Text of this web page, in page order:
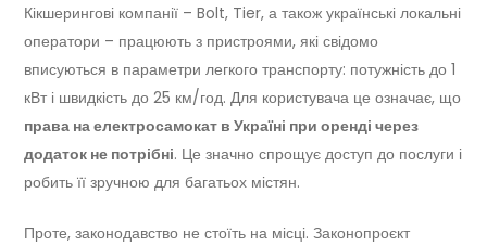
Кікшерингові компанії – Bolt, Tier, а також українські локальні
оператори – працюють з пристроями, які свідомо
вписуються в параметри легкого транспорту: потужність до 1
кВт і швидкість до 25 км/год. Для користувача це означає, що
права на електросамокат в Україні при оренді через
додаток не потрібні. Це значно спрощує доступ до послуги і
робить її зручною для багатьох містян.
Проте, законодавство не стоїть на місці. Законопроєкт